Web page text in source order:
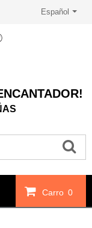
Español
Carro 0